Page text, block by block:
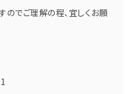
のでご理解の程、宜しくお願